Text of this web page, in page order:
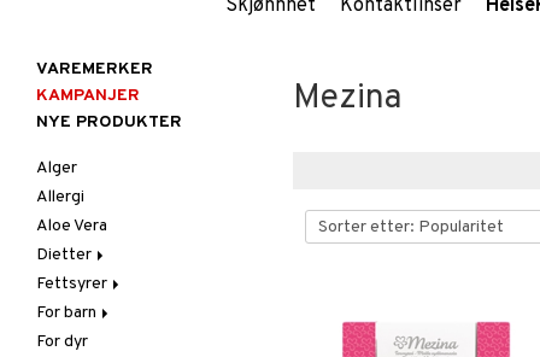
Skjønnhet Kontaktlinser
Mezina
VAREMERKER
KAMPANJER
NYE PRODUKTER
Alger
Allergi
Aloe Vera
Dietter
Glutenintolerant
LCHF
Raw Food
Fettsyrer
Marine fettsyrer
Veg. fettsyrer
For barn
Fettsyrer
For dyr